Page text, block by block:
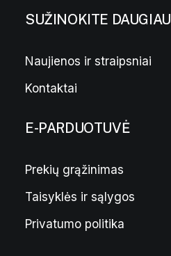
SUŽINOKITE DAUGIAU
Naujienos ir straipsniai
Kontaktai
E-PARDUOTUVĖ
Prekių grąžinimas
Taisyklės ir sąlygos
Privatumo politika